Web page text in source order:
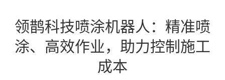
领鹊科技喷涂机器人：精准喷
涂、高效作业，助力控制施工
成本